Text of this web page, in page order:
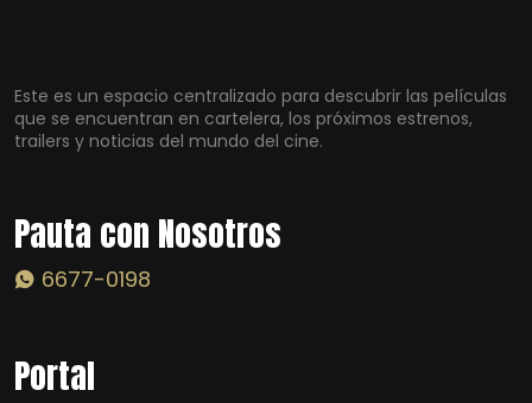
Este es un espacio centralizado para descubrir las películas
que se encuentran en cartelera, los próximos estrenos,
trailers y noticias del mundo del cine.
Pauta con Nosotros
6677-0198
Portal